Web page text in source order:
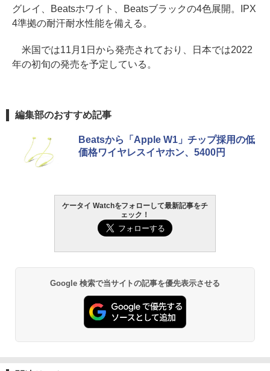
グレイ、Beatsホワイト、Beatsブラックの4色展開。IPX
4準拠の耐汗耐水性能を備える。
米国では11月1日から発売されており、日本では2022
年の初旬の発売を予定している。
編集部のおすすめ記事
Beatsから「Apple W1」チップ採用の低
価格ワイヤレスイヤホン、5400円
ケータイ Watchをフォローして最新記事をチ
ェック！
Google 検索で当サイトの記事を優先表示させる